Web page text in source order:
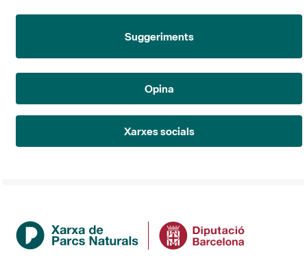
Suggeriments
Opina
Xarxes socials